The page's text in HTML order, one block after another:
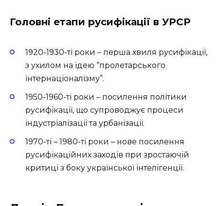
Головні етапи русифікації в УРСР
1920-1930-ті роки – перша хвиля русифікації,
з ухилом на ідею “пролетарського
інтернаціоналізму”.
1950-1960-ті роки – посилення політики
русифікації, що супроводжує процеси
індустріалізації та урбанізації.
1970-ті – 1980-ті роки – нове посилення
русифікаційних заходів при зростаючій
критиці з боку української інтелігенції.